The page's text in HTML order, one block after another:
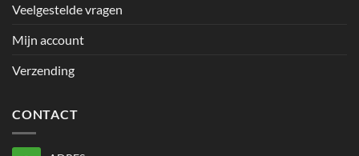
Veelgestelde vragen
Mijn account
Verzending
CONTACT